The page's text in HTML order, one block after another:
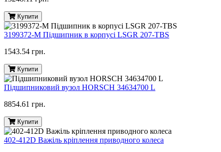
Купити
3199372-M Підшипник в корпусі LSGR 207-TBS
1543.54 грн.
Купити
Підшипниковий вузол HORSCH 34634700 L
8854.61 грн.
Купити
402-412D Важіль кріплення приводного колеса